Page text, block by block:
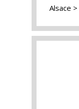
Alsace